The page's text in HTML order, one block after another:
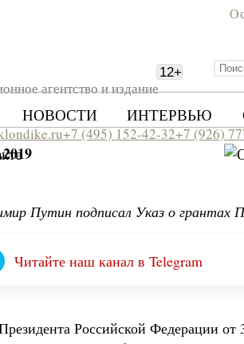
агентство и издание
12+
НОВОСТИ ИНТЕРВЬЮ
+7 (495) 152-42-32+7 (926)
Путин подписал Указ о грантах
Читайте наш канал в Telegram
Российской Федерации